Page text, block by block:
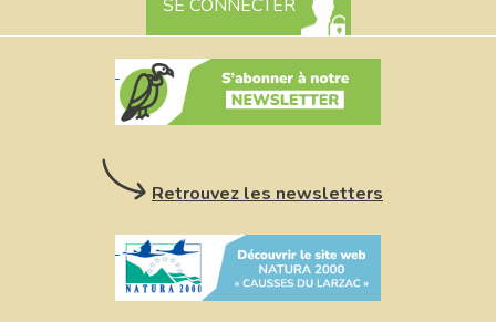
SE CONNECTER
Retrouvez les newsletters